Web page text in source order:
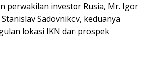
perwakilan investor Rusia, Mr. Igor
Sadovnikov, keduanya
lokasi IKN dan prospek